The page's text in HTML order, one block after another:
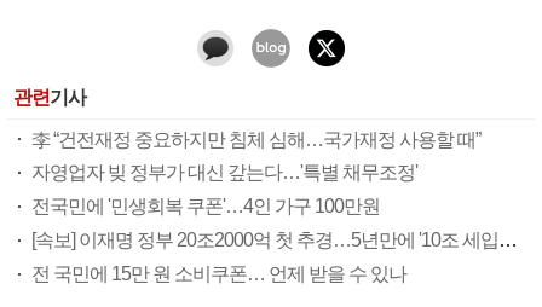
관련기사
李 “건전재정 중요하지만 침체 심해…국가재정 사용할 때”
자영업자 빚 정부가 대신 갚는다…'특별 채무조정'
전국민에 '민생회복 쿠폰'…4인 가구 100만원
[속보] 이재명 정부 20조2000억 첫 추경…5년만에 '10조 세입경정'
전 국민에 15만 원 소비쿠폰… 언제 받을 수 있나